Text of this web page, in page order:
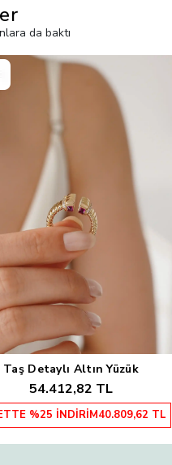
da baktı
Sepete Ekle
Taş Detaylı Altın Yüzük
54.412,82 TL
%25 İNDİRİM40.809,62 TL